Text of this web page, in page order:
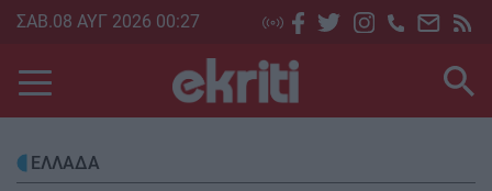
Skip
main
content
ΣΑΒ.08 ΑΥΓ 2026 00:27
ΕΛΛΑΔΑ